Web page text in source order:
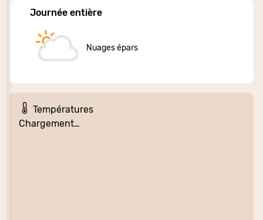
Journée entière
Nuages épars
Températures
Chargement…